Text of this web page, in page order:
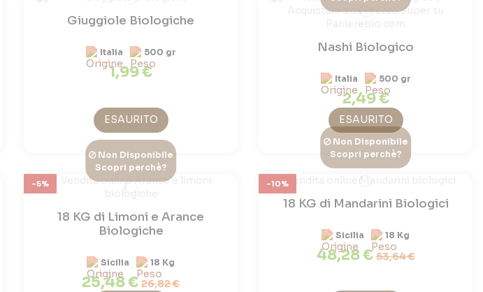
Giuggiole Biologiche
Italia 500 gr
1,99 €
ESAURITO
Nashi Biologico
Italia 500 gr
2,49 €
ESAURITO
-5%
Non Disponibile
Scopri perchè?
18 KG di Limoni e Arance
Biologiche
Sicilia 18 Kg
25,48 € 26,82 €
-10%
Non Disponibile
Scopri perchè?
18 KG di Mandarini Biologici
Sicilia 18 Kg
48,28 €53,64 €